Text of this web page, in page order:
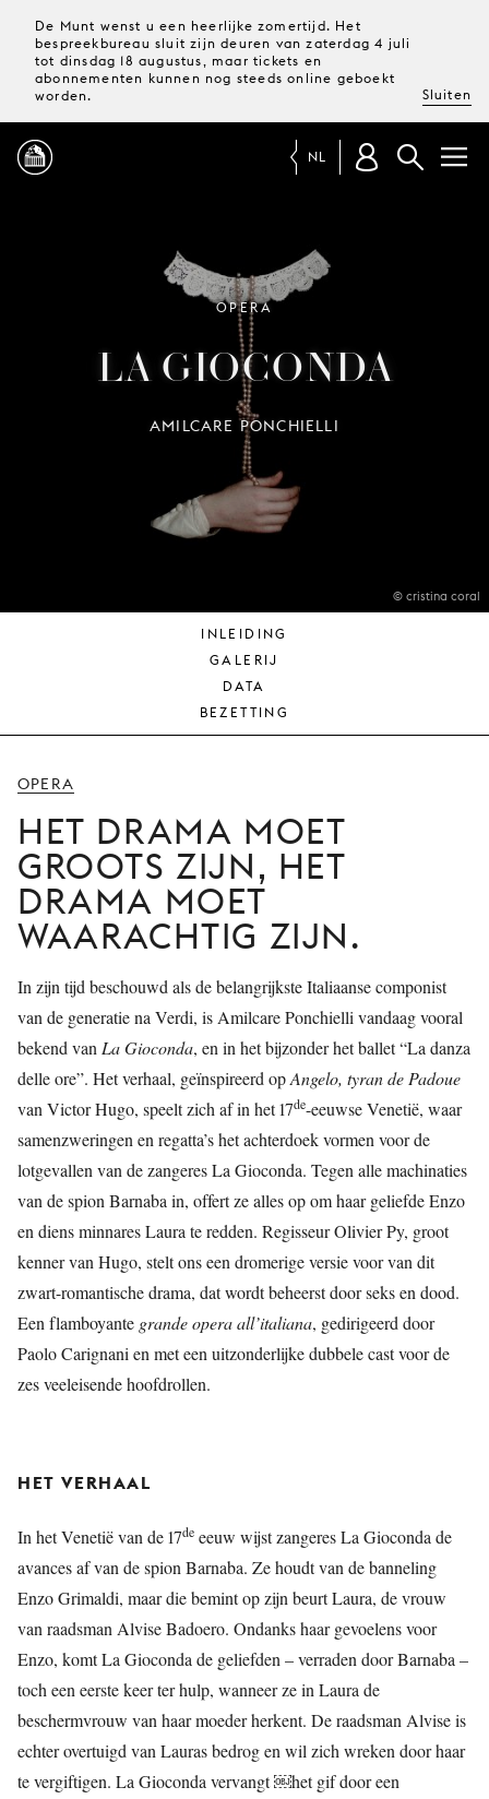
De Munt wenst u een heerlijke zomertijd. Het
bespreekbureau sluit zijn deuren van zaterdag 4 juli
tot dinsdag 18 augustus, maar tickets en
abonnementen kunnen nog steeds online geboekt
worden.
Sluiten
MAGAZINE
TICKETS &
ABONNEMENTEN
UW
JONG
PUBLIEK
ONS
NL
© cristina coral
OPERA
LA GIOCONDA
AMILCARE PONCHIELLI
INLEIDING
GALERIJ
DATA
BEZETTING
OPERA
HET DRAMA MOET
GROOTS ZIJN, HET
DRAMA MOET
WAARACHTIG ZIJN.
In zijn tijd beschouwd als de belangrijkste Italiaanse componist
van de generatie na Verdi, is Amilcare Ponchielli vandaag vooral
bekend van LaGioconda, en in het bijzonder het ballet “La danza
delle ore”. Het verhaal, geïnspireerd opAngelo, tyran de Padoue
van Victor Hugo, speelt zich af in het 17de-eeuwse Venetië, waar
samenzweringen en regatta’s het achterdoek vormen voor de
lotgevallen van de zangeres La Gioconda. Tegen alle machinaties
van de spion Barnaba in, offert ze alles op om haar geliefde Enzo
en diens minnares Laura te redden. Regisseur Olivier Py, groot
kenner van Hugo, stelt ons een dromerige versie voor van dit
zwart-romantische drama, dat wordt beheerst door seks en dood.
Een flamboyante grande opera all’italiana, gedirigeerd door
Paolo Carignani en met een uitzonderlijke dubbele cast voor de
zes veeleisende hoofdrollen.
HET VERHAAL
In het Venetië van de 17de eeuw wijst zangeres La Gioconda de
avances af van de spion Barnaba. Ze houdt van de banneling
Enzo Grimaldi, maar die bemint op zijn beurt Laura, de vrouw
van raadsman Alvise Badoero. Ondanks haar gevoelens voor
Enzo, komt La Gioconda de geliefden – verraden door Barnaba –
toch een eerste keer ter hulp, wanneer ze in Laura de
beschermvrouw van haar moeder herkent. De raadsman Alvise is
echter overtuigd van Lauras bedrog en wil zich wreken door haar
te vergiftigen. La Gioconda vervangt ￼het gif door een